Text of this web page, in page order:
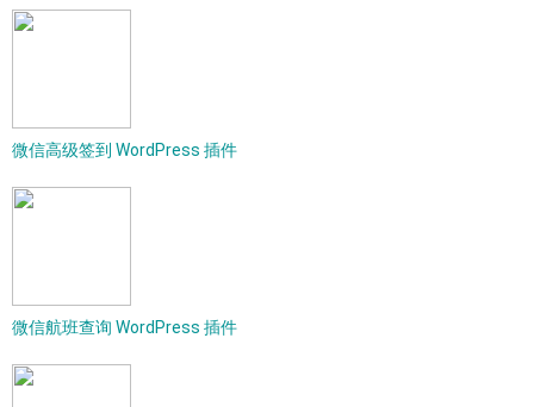
微信高级签到 WordPress 插件
微信航班查询 WordPress 插件